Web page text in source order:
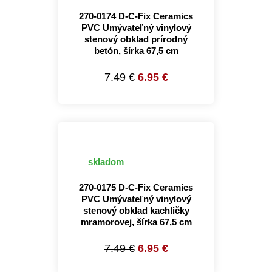
270-0174 D-C-Fix Ceramics
PVC Umývateľný vinylový
stenový obklad prírodný
betón, šírka 67,5 cm
7.49 € 6.95 €
skladom
270-0175 D-C-Fix Ceramics
PVC Umývateľný vinylový
stenový obklad kachličky
mramorovej, šírka 67,5 cm
7.49 € 6.95 €